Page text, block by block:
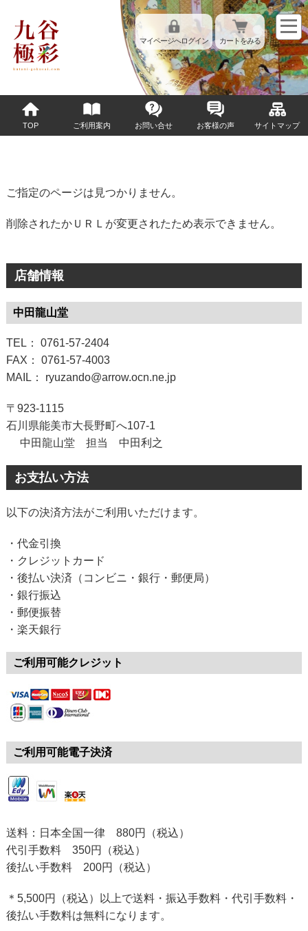
マイページへログイン カートをみる
TOP ご利用案内 お問い合せ お客様の声 サイトマップ
ご指定のページは見つかりません。
削除されたかＵＲＬが変更されたため表示できません。
店舗情報
中田龍山堂
TEL： 0761-57-2404
FAX： 0761-57-4003
MAIL： ryuzando@arrow.ocn.ne.jp
〒923-1115
石川県能美市大長野町へ107-1
中田龍山堂 担当 中田利之
お支払い方法
以下の決済方法がご利用いただけます。
・代金引換
・クレジットカード
・後払い決済（コンビニ・銀行・郵便局）
・銀行振込
・郵便振替
・楽天銀行
ご利用可能クレジット
ご利用可能電子決済
送料：日本全国一律 880円（税込）
代引手数料 350円（税込）
後払い手数料 200円（税込）
＊5,500円（税込）以上で送料・振込手数料・代引手数料・
後払い手数料は無料になります。